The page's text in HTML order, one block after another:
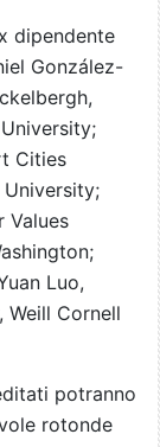
dipendente
González-
Cities
Values
Luo,
Weill Cornell
potranno
rotonde